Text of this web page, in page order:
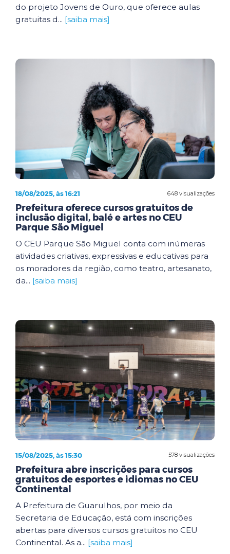
do projeto Jovens de Ouro, que oferece aulas
gratuitas d... [saiba mais]
648 visualizações
18/08/2025, às 16:21
Prefeitura oferece cursos gratuitos de
inclusão digital, balé e artes no CEU
Parque São Miguel
O CEU Parque São Miguel conta com inúmeras
atividades criativas, expressivas e educativas para
os moradores da região, como teatro, artesanato,
da... [saiba mais]
578 visualizações
15/08/2025, às 15:30
Prefeitura abre inscrições para cursos
gratuitos de esportes e idiomas no CEU
Continental
A Prefeitura de Guarulhos, por meio da
Secretaria de Educação, está com inscrições
abertas para diversos cursos gratuitos no CEU
Continental. As a... [saiba mais]